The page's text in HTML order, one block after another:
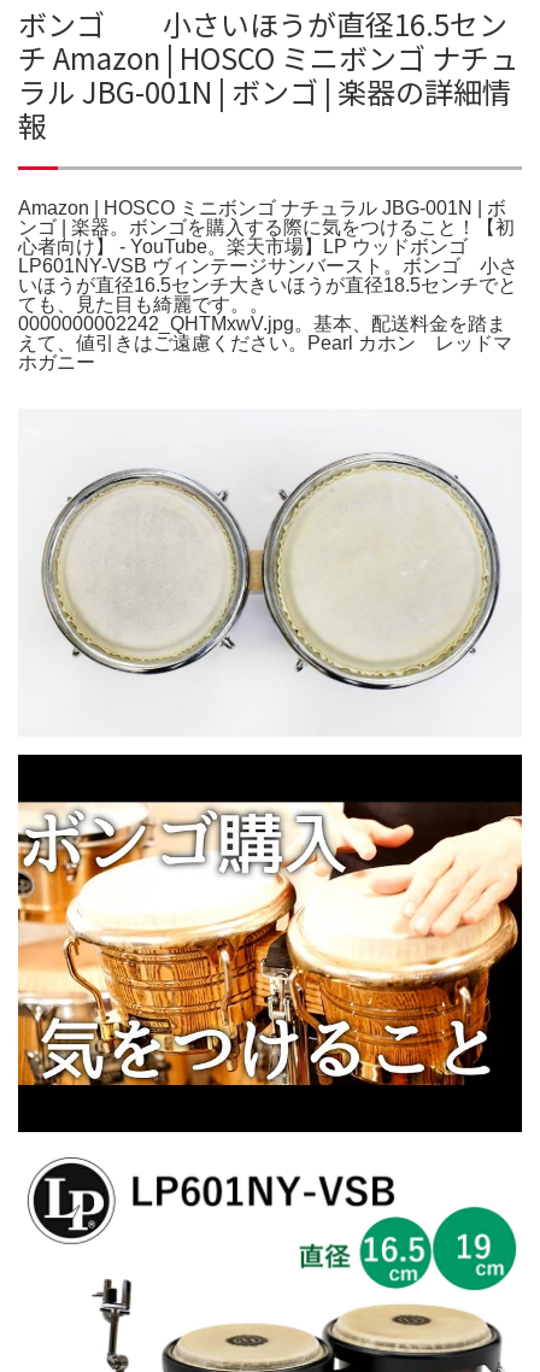
ボンゴ 小さいほうが直径16.5セン
チ Amazon | HOSCO ミニボンゴ ナチュ
ラル JBG-001N | ボンゴ | 楽器の詳細情
報
Amazon | HOSCO ミニボンゴ ナチュラル JBG-001N | ボ
ンゴ | 楽器。ボンゴを購入する際に気をつけること！【初
心者向け】 - YouTube。楽天市場】LP ウッドボンゴ
LP601NY-VSB ヴィンテージサンバースト。ボンゴ 小さ
いほうが直径16.5センチ大きいほうが直径18.5センチでと
ても、見た目も綺麗です。。
0000000002242_QHTMxwV.jpg。基本、配送料金を踏ま
えて、値引きはご遠慮ください。Pearl カホン レッドマ
ホガニー